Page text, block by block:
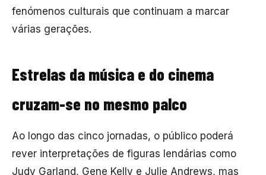
fenómenos culturais que continuam a marcar
várias gerações.
Estrelas da música e do cinema
cruzam-se no mesmo palco
Ao longo das cinco jornadas, o público poderá
rever interpretações de figuras lendárias como
Judy Garland, Gene Kelly e Julie Andrews, mas